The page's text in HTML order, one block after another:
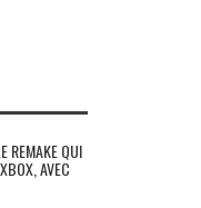
REMAKE QUI
AVEC